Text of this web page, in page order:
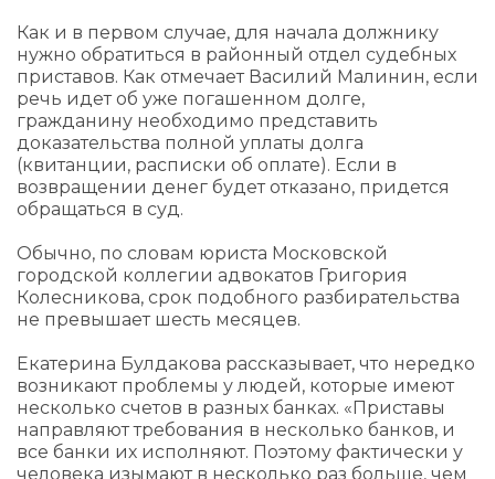
Как и в первом случае, для начала должнику
нужно обратиться в районный отдел судебных
приставов. Как отмечает Василий Малинин, если
речь идет об уже погашенном долге,
гражданину необходимо представить
доказательства полной уплаты долга
(квитанции, расписки об оплате). Если в
возвращении денег будет отказано, придется
обращаться в суд.
Обычно, по словам юриста Московской
городской коллегии адвокатов Григория
Колесникова​, срок подобного разбирательства
не превышает шесть месяцев.
Екатерина Булдакова рассказывает, что нередко
возникают проблемы у людей, которые имеют
несколько счетов в разных банках. «Приставы
направляют требования в несколько банков, и
все банки их исполняют. Поэтому фактически у
человека изымают в несколько раз больше, чем